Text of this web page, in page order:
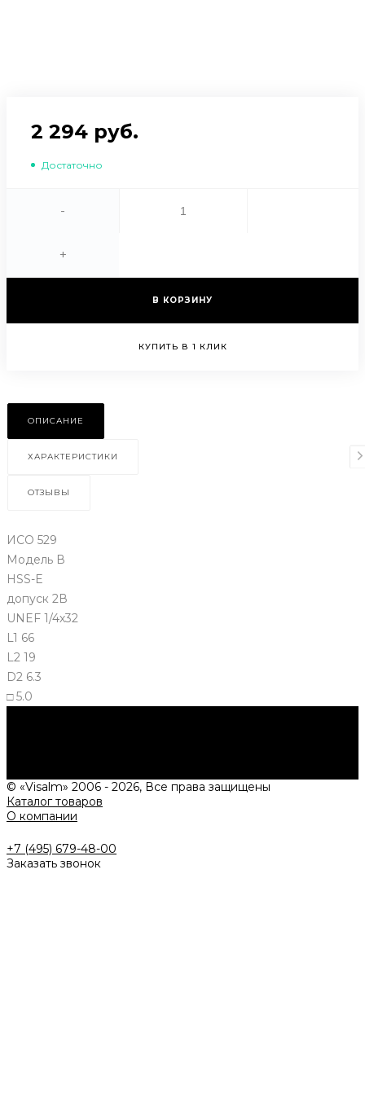
2 294 руб.
Достаточно
-
+
В КОРЗИНУ
КУПИТЬ В 1 КЛИК
ОПИСАНИЕ
ХАРАКТЕРИСТИКИ
ОТЗЫВЫ
ИСО 529
Модель В
НSS-E
допуск 2В
UNEF 1/4х32
L1 66
L2 19
D2 6.3
□ 5.0
© «Visalm» 2006 - 2026, Все права защищены
Каталог товаров
О компании
+7 (495) 679-48-00
Заказать звонок